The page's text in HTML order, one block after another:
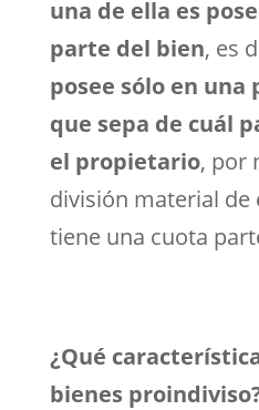
una de ella es
parte del bien, es
posee sólo en una
que sepa de cuál
el propietario, por
división material de
tiene una cuota
¿Qué
bienes